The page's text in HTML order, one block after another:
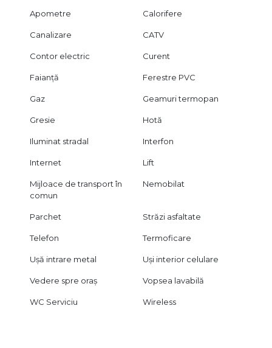
credit pentru clienții care achiziționează această proprietate.
CITY IMOB INVEST – locațiile bune, in blocuri rezistente!
Apometre Calorifere
Canalizare CATV
Contor electric Curent
Faianță Ferestre PVC
Gaz Geamuri termopan
Gresie Hotă
Iluminat stradal Interfon
Internet Lift
Mijloace de transport în
comun
Nemobilat
Parchet Străzi asfaltate
Telefon Termoficare
Ușă intrare metal Uși interior celulare
Vedere spre oraș Vopsea lavabilă
WC Serviciu Wireless